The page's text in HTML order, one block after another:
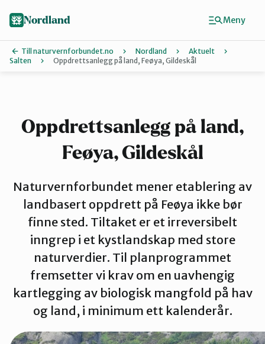
Narvik
Rana
Salten
Sør-Helgeland
Nordland
Till naturvernforbundet.no Nordland
Aktuelt
Salten
Oppdrettsanlegg på land, Feøya, Gildeskål
Oppdrettsanlegg på land,
Feøya, Gildeskål
Naturvernforbundet mener etablering av
landbasert oppdrett på Feøya ikke bør
finne sted. Tiltaket er et irreversibelt
inngrep i et kystlandskap med store
naturverdier. Til planprogrammet
fremsetter vi krav om en uavhengig
kartlegging av biologisk mangfold på hav
og land, i minimum ett kalenderår.